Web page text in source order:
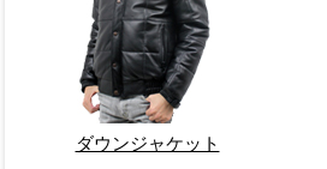
ダウンジャケット